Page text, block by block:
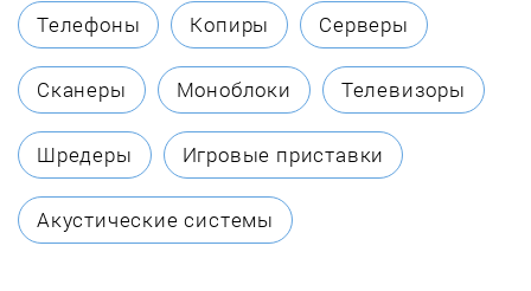
Eksi
Electrolux
Endever
Energy
Телефоны Копиры Серверы
Сканеры Моноблоки Телевизоры
Шредеры Игровые приставки
Акустические системы